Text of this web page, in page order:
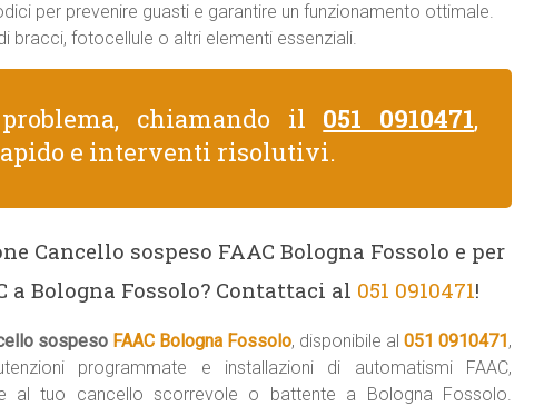
per prevenire guasti e garantire un funzionamento ottimale.
bracci, fotocellule o altri elementi essenziali.
chiamando il 051 0910471,
e interventi risolutivi.
Cancello sospeso FAAC Bologna Fossolo e per
a Bologna Fossolo? Contattaci al 051 0910471!
sospeso FAAC Bologna Fossolo, disponibile al 051 0910471,
programmate e installazioni di automatismi FAAC,
al tuo cancello scorrevole o battente a Bologna Fossolo.